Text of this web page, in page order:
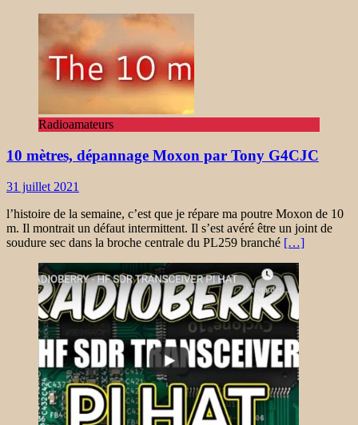
Radioamateurs
10 mètres, dépannage Moxon par Tony G4CJC
31 juillet 2021
l’histoire de la semaine, c’est que je répare ma poutre Moxon de 10
m. Il montrait un défaut intermittent. Il s’est avéré être un joint de
soudure sec dans la broche centrale du PL259 branché […]